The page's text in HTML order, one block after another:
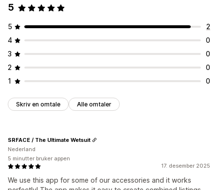
5
5
2
4
0
3
0
2
0
1
0
Skriv en omtale Alle omtaler
17. desember 2025
We use this app for some of our accessories and it works
SRFACE / The Ultimate Wetsuit
Nederland
5 minutter bruker appen